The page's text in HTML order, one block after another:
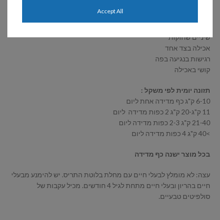
שיניים שחוקות
אכילה בצד אחד
רגישות בנגיעה בפה
קושי באכילה
תזונה יומית לפי משקל :
6-10 ק"ג כף מדידה אחת ליום
11 ק"ג-20 ק"ג 2 כפות מדידה ליום
21-40 ק"ג 2-3 כפות מדידה ליום
>40 ק"ג 4 כפות מדידה ליום
בכל מוצר ישנה כף מדידה
עצה: לא מומלץ לבעלי חיים עם מחלת בלוטת התריס. יש להימנע מבעלי
חיים בהריון ובעלי חיים מתחת לגיל 4 חודשים. מכיל עקבות של
סולפיטים טבעיים.
Accept All